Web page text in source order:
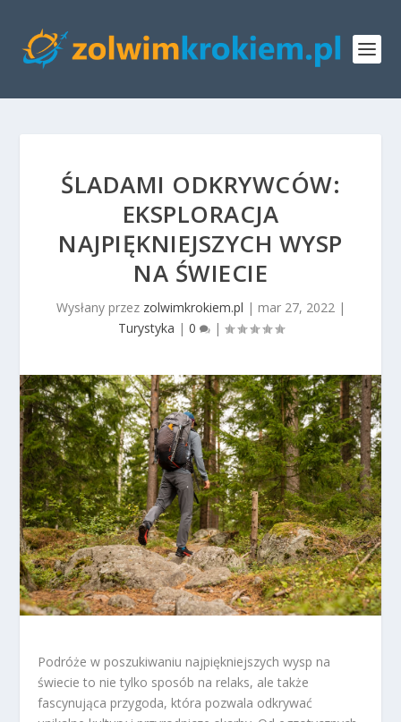
ŚLADAMI ODKRYWCÓW:
EKSPLORACJA
NAJPIĘKNIEJSZYCH WYSP
NA ŚWIECIE
Wysłany przez zolwimkrokiem.pl | mar 27, 2022|
Turystyka | 0 |
Podróże w poszukiwaniu najpiękniejszych wysp na
świecie to nie tylko sposób na relaks, ale także
fascynująca przygoda, która pozwala odkrywać